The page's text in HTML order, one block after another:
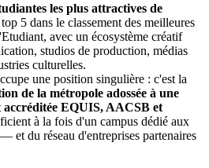
les plus attractives de
5 dans le classement des meilleures
avec un écosystème créatif
studios de production, médias
culturelles.
une position singulière : c'est la
de la métropole adossée à une
accréditée EQUIS, AACSB et
à la fois d'un campus dédié aux
et du réseau d'entreprises partenaires